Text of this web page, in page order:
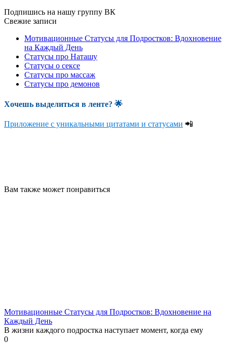
Подпишись на нашу группу ВК
Свежие записи
Мотивационные Статусы для Подростков: Вдохновение
на Каждый День
Статусы про Наташу
Статусы о сексе
Статусы про массаж
Статусы про демонов
Хочешь выделиться в ленте? 🌟
Приложение с уникальными цитатами и статусами 📲
Вам также может понравиться
Мотивационные Статусы для Подростков: Вдохновение на
Каждый День
В жизни каждого подростка наступает момент, когда ему
0